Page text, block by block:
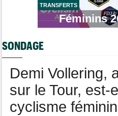
Cyclism’Actu cherche
Les prochains défis de Pogi ?
Transfert
TRANSFERTS
Féminins
SONDAGE
Demi Vollering,
sur le Tour, est-
cyclisme